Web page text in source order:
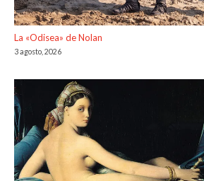
La «Odisea» de Nolan
3 agosto, 2026